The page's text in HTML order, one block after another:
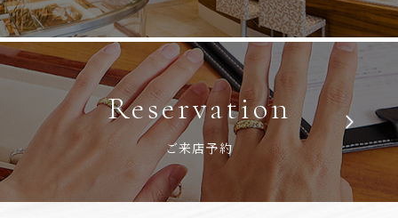
Reservation
ご来店予約